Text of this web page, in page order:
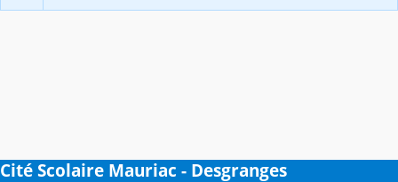
Cité Scolaire Mauriac - Desgranges